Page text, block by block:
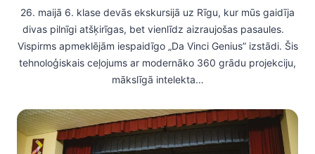
26. maijā 6. klase devās ekskursijā uz Rīgu, kur mūs gaidīja
divas pilnīgi atšķirīgas, bet vienlīdz aizraujošas pasaules.
Vispirms apmeklējām iespaidīgo „Da Vinci Genius” izstādi. Šis
tehnoloģiskais ceļojums ar modernāko 360 grādu projekciju,
mākslīgā intelekta…